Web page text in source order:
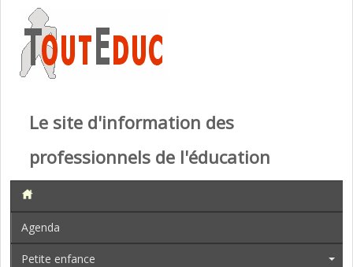
Le site d'information des
professionnels de l'éducation
Agenda
Petite enfance